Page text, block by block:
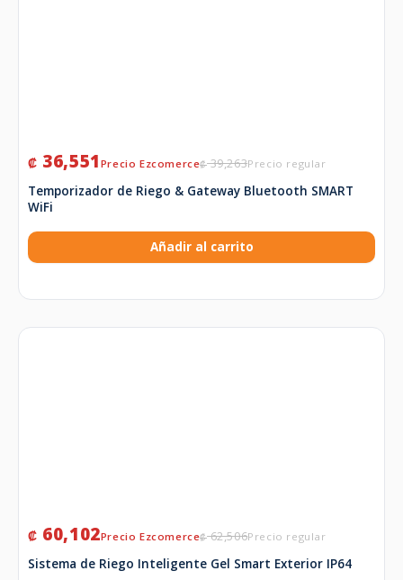
₡39,263
₡ 36,551
Temporizador de Riego & Gateway Bluetooth SMART
WiFi
Añadir al carrito
₡62,506
₡ 60,102
Sistema de Riego Inteligente Gel Smart Exterior IP64